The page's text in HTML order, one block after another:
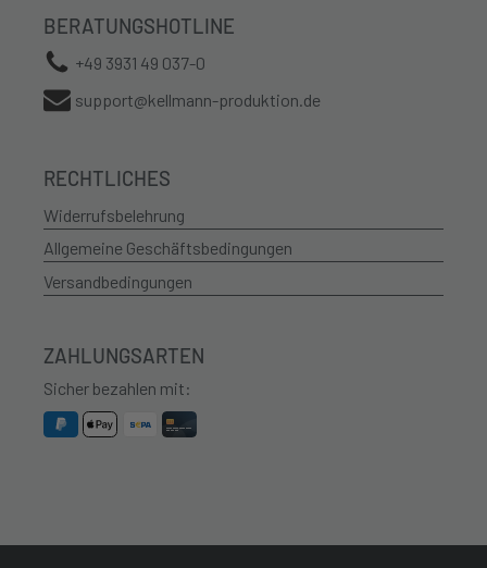
BERATUNGSHOTLINE
+49 3931 49 037-0
support@kellmann-produktion.de
RECHTLICHES
Widerrufsbelehrung
Allgemeine Geschäftsbedingungen
Versandbedingungen
ZAHLUNGSARTEN
Sicher bezahlen mit: